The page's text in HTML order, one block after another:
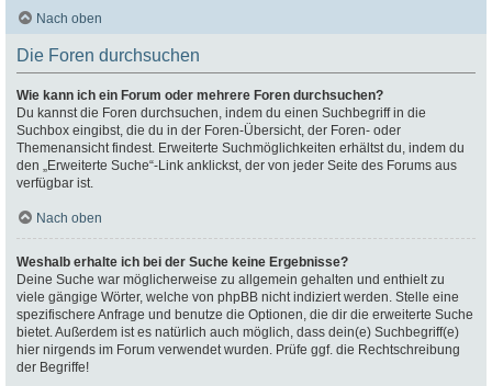
Nach oben
Die Foren durchsuchen
Wie kann ich ein Forum oder mehrere Foren durchsuchen?
Du kannst die Foren durchsuchen, indem du einen Suchbegriff in die
Suchbox eingibst, die du in der Foren-Übersicht, der Foren- oder
Themenansicht findest. Erweiterte Suchmöglichkeiten erhältst du, indem du
den „Erweiterte Suche“-Link anklickst, der von jeder Seite des Forums aus
verfügbar ist.
Nach oben
Weshalb erhalte ich bei der Suche keine Ergebnisse?
Deine Suche war möglicherweise zu allgemein gehalten und enthielt zu
viele gängige Wörter, welche von phpBB nicht indiziert werden. Stelle eine
spezifischere Anfrage und benutze die Optionen, die dir die erweiterte Suche
bietet. Außerdem ist es natürlich auch möglich, dass dein(e) Suchbegriff(e)
hier nirgends im Forum verwendet wurden. Prüfe ggf. die Rechtschreibung
der Begriffe!